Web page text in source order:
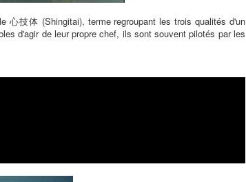
技体 (Shingitai), terme regroupant les trois qualités d'un
d'agir de leur propre chef, ils sont souvent pilotés par les